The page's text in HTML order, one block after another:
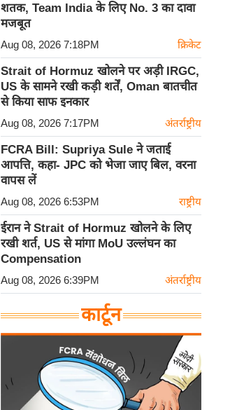
शतक, Team India के लिए No. 3 का दावा
मजबूत
Aug 08, 2026 7:18PM क्रिकेट
Strait of Hormuz खोलने पर अड़ी IRGC,
US के सामने रखी कड़ी शर्तें, Oman बातचीत
से किया साफ इनकार
Aug 08, 2026 7:17PM अंतर्राष्ट्रीय
FCRA Bill: Supriya Sule ने जताई
आपत्ति, कहा- JPC को भेजा जाए बिल, वरना
वापस लें
Aug 08, 2026 6:53PM राष्ट्रीय
ईरान ने Strait of Hormuz खोलने के लिए
रखी शर्त, US से मांगा MoU उल्लंघन का
Compensation
Aug 08, 2026 6:39PM अंतर्राष्ट्रीय
कार्टून